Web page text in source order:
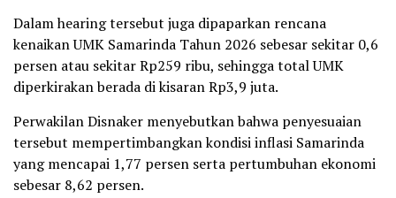
Dalam hearing tersebut juga dipaparkan rencana
kenaikan UMK Samarinda Tahun 2026 sebesar sekitar 0,6
persen atau sekitar Rp259 ribu, sehingga total UMK
diperkirakan berada di kisaran Rp3,9 juta.
Perwakilan Disnaker menyebutkan bahwa penyesuaian
tersebut mempertimbangkan kondisi inflasi Samarinda
yang mencapai 1,77 persen serta pertumbuhan ekonomi
sebesar 8,62 persen.